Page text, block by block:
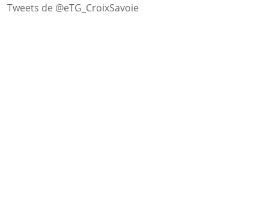
Tweets de @eTG_CroixSavoie